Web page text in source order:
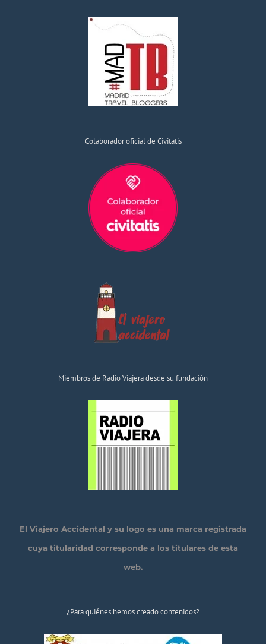
Colaborador oficial de Civitatis
Miembros de Radio Viajera desde su fundación
El Viajero Accidental y su logo es una marca registrada
cuya titularidad corresponde a los titulares de esta
web.
¿Para quiénes hemos creado contenidos?